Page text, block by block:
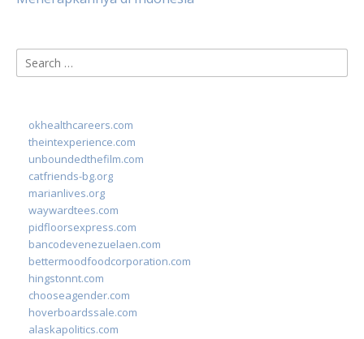
Search
for:
okhealthcareers.com
theintexperience.com
unboundedthefilm.com
catfriends-bg.org
marianlives.org
waywardtees.com
pidfloorsexpress.com
bancodevenezuelaen.com
bettermoodfoodcorporation.com
hingstonnt.com
chooseagender.com
hoverboardssale.com
alaskapolitics.com